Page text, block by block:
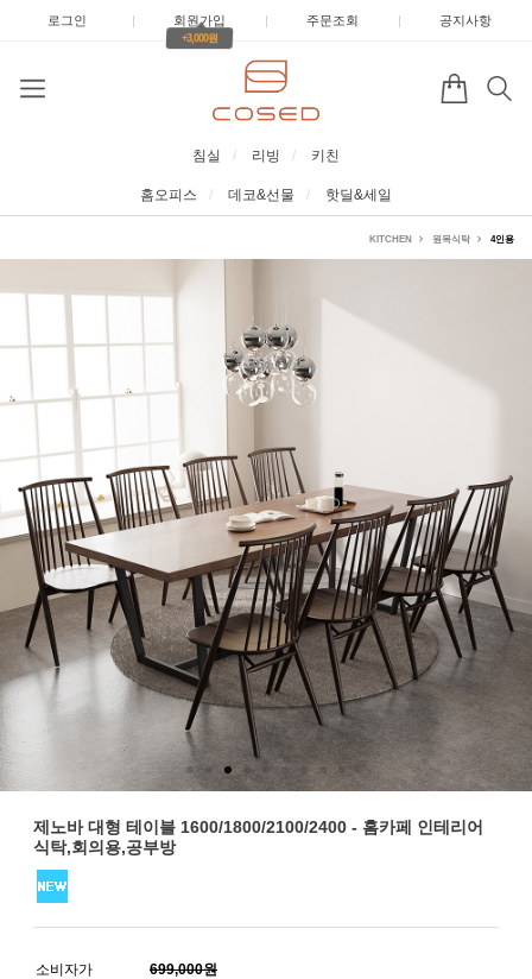
로그인 | 회원가입 |
+3,000원
주문조회 | 공지사항
침실 리빙 키친
홈오피스 데코&선물 핫딜&세일
KITCHEN 원목식탁 4인용
제노바 대형 테이블 1600/1800/2100/2400 - 홈카페 인테리어
식탁,회의용,공부방
소비자가 699,000원